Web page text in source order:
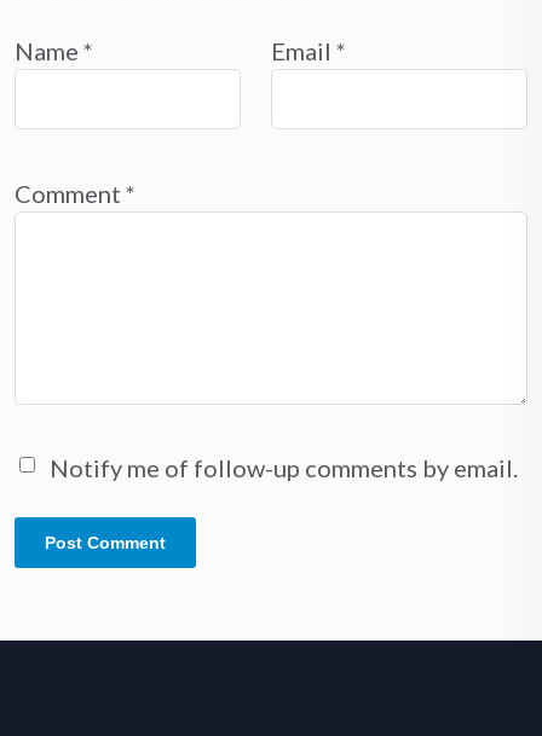
Name * Email *
Comment *
Notify me of follow-up comments by email.